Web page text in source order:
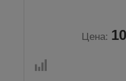
Цена: